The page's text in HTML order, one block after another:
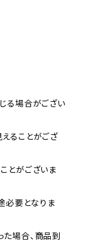
る場合がござい
ることがござ
とがございま
必要となりま
場合、商品到